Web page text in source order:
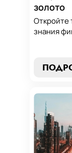
золото
Откройте
знания
золотые
умного
долгами